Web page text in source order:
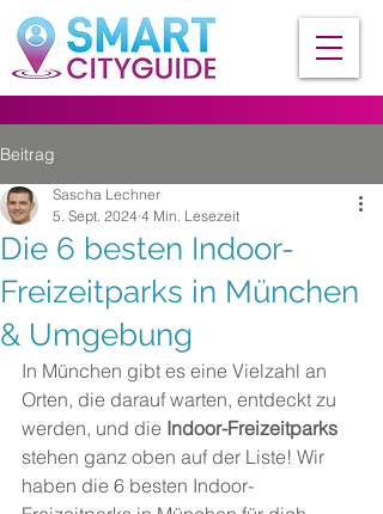
Beitrag
Die 6 besten Indoor-
Freizeitparks in München
& Umgebung
Sascha Lechner
5. Sept. 2024 4 Min. Lesezeit
In München gibt es eine Vielzahl an
Orten, die darauf warten, entdeckt zu
werden, und die Indoor-Freizeitparks
stehen ganz oben auf der Liste! Wir
haben die 6 besten Indoor-